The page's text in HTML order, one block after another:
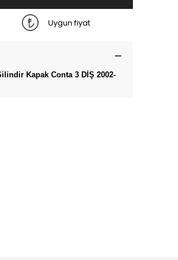
Uygun fiyat
Kapak Conta 3 DİŞ 2002-